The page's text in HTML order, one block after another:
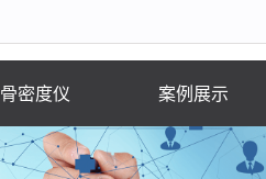
骨密度仪 案例展示